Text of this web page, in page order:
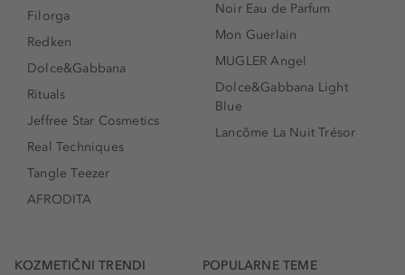
Filorga
Redken
Dolce&Gabbana
Rituals
Jeffree Star Cosmetics
Real Techniques
Tangle Teezer
AFRODITA
Noir Eau de Parfum
Mon Guerlain
MUGLER Angel
Dolce&Gabbana Light
Blue
Lancôme La Nuit Trésor
KOZMETIČNI TRENDI POPULARNE TEME